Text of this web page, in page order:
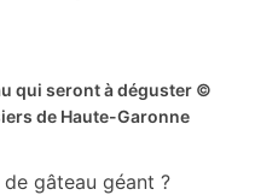
qui seront à déguster ©
de Haute-Garonne
gâteau géant ?